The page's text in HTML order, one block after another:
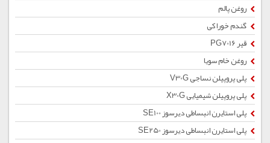
روغن پالم
گندم خوراکی
قیر PG7016
روغن خام سویا
پلی پروپیلن نساجی V30G
پلی پروپیلن شیمیایی X30G
پلی استایرن انبساطی دیرسوز SE100
پلی استایرن انبساطی دیرسوز SE250